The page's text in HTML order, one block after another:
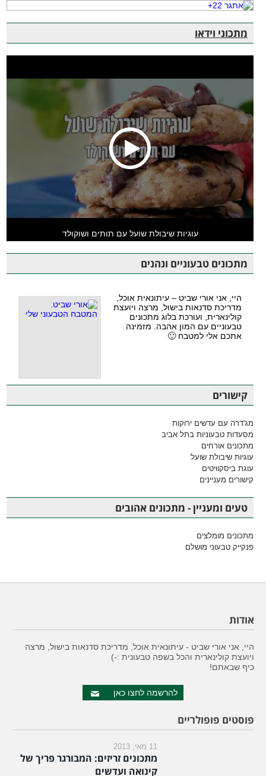
מתכוני וידאו
עוגיות שיבולת שועל עם תותים ושוקולד
מתכונים טבעוניים ונהנים
היי, אני אורי שביט – עיתונאית אוכל,
מדריכת סדנאות בישול, מרצה ויועצת
קולינארית, ועורכת בלוג מתכונים
טבעוניים עם המון אהבה. מזמינה
אתכם אלי למטבח 🙂
קישורים
מג'דרה עם עדשים ירוקות
מסעדות טבעוניות בתל אביב
מתכונים אורחים
עוגיות שיבולת שועל
עוגת ביסקוויטים
קישורים מעניינים
טעים ומעניין - מתכונים אהובים
מתכונים מומלצים
פנקייק טבעוני מושלם
אודות
היי, אני אורי שביט - עיתונאית אוכל, מדריכת סדנאות בישול, מרצה
ויועצת קולינארית והכל בשפה טבעונית :-)
כיף שבאתם!
להרשמה לחצו כאן
פוסטים פופולריים
11 מאי, 2013
מתכונים זריזים: המבורגר פריך של
קינואה ועדשים